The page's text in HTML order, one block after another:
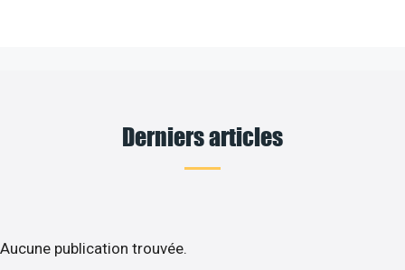
Derniers articles
Aucune publication trouvée.